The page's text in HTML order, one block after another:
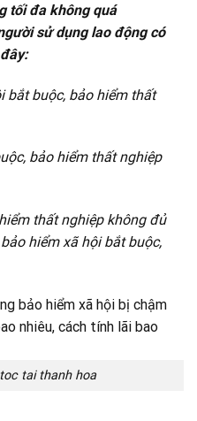
tối đa không quá
sử dụng lao động có
bắt buộc, bảo hiểm thất
bảo hiểm thất nghiệp
thất nghiệp không đủ
hiểm xã hội bắt buộc,
tai thanh hoa